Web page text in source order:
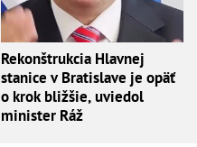
Rekonštrukcia Hlavnej
stanice v Bratislave je opäť
o krok bližšie, uviedol
minister Ráž